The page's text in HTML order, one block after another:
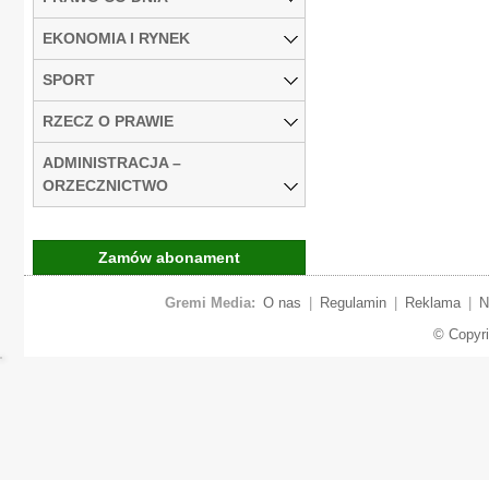
EKONOMIA I RYNEK
SPORT
RZECZ O PRAWIE
ADMINISTRACJA –
ORZECZNICTWO
Zamów abonament
Gremi Media: O nas Regulamin Reklama
©